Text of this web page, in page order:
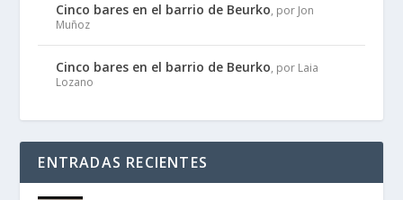
Cinco bares en el barrio de Beurko, por Jon
Muñoz
Cinco bares en el barrio de Beurko, por Laia
Lozano
ENTRADAS RECIENTES